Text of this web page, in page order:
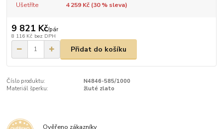
Ušetříte
4 259 Kč (30% sleva)
9 821 Kč/pár
8 116 Kč bez DPH
Přidat do košíku
Číslo produktu:
N4846-585/1000
Materiál šperku:
žluté zlato
Ověřeno zákazníky